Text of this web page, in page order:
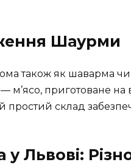
Шаурми
також як шаварма чи
— м’ясо, приготоване на
простий склад
Львові: